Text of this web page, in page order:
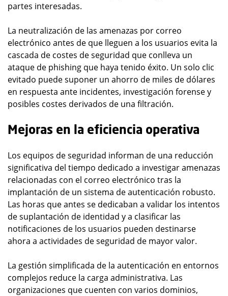
partes interesadas.
La neutralización de las amenazas por correo
electrónico antes de que lleguen a los usuarios evita la
cascada de costes de seguridad que conlleva un
ataque de phishing que haya tenido éxito. Un solo clic
evitado puede suponer un ahorro de miles de dólares
en respuesta ante incidentes, investigación forense y
posibles costes derivados de una filtración.
Mejoras en la eficiencia operativa
Los equipos de seguridad informan de una reducción
significativa del tiempo dedicado a investigar amenazas
relacionadas con el correo electrónico tras la
implantación de un sistema de autenticación robusto.
Las horas que antes se dedicaban a validar los intentos
de suplantación de identidad y a clasificar las
notificaciones de los usuarios pueden destinarse
ahora a actividades de seguridad de mayor valor.
La gestión simplificada de la autenticación en entornos
complejos reduce la carga administrativa. Las
organizaciones que cuenten con varios dominios,